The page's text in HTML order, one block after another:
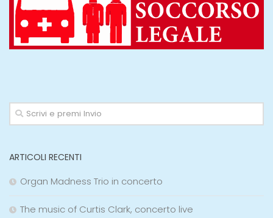
ARTICOLI RECENTI
Organ Madness Trio in concerto
The music of Curtis Clark, concerto live